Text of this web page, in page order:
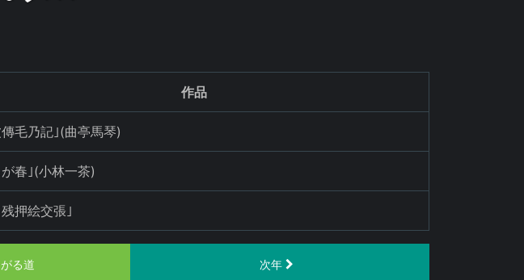
作品
毛乃記｣(曲亭馬琴)
春｣(小林一茶)
押絵交張｣
る道 次年